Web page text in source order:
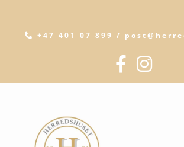
 +47 401 07 899 /